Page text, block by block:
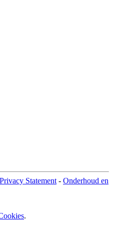
Privacy Statement - Onderhoud en
.